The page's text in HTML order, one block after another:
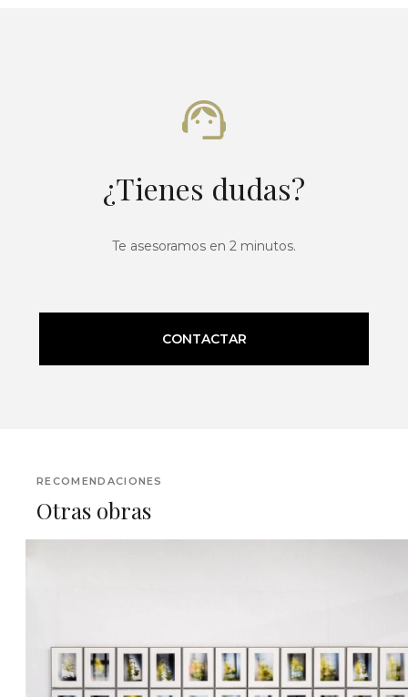
¿Tienes dudas?
Te asesoramos en 2 minutos.
CONTACTAR
RECOMENDACIONES
Otras obras